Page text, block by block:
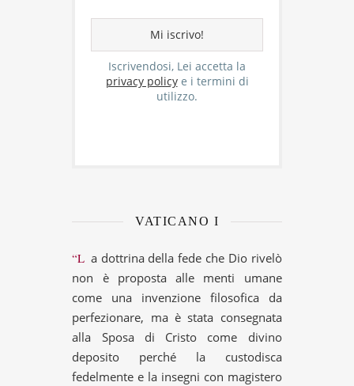
Iscrivendosi, Lei accetta la
privacy policye i termini di
utilizzo.
VATICANO I
“La dottrina della fede che Dio rivelò
non è proposta alle menti umane
come una invenzione filosofica da
perfezionare, ma è stata consegnata
alla Sposa di Cristo come divino
deposito perché la custodisca
fedelmente e la insegni con magistero